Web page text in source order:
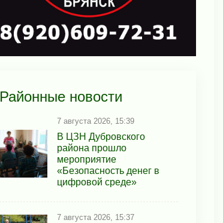
Районные новости
7 августа 2026, 15:39
В ЦЗН Дубровского
района прошло
мероприятие
«Безопасность денег в
цифровой среде»
7 августа 2026, 15:37